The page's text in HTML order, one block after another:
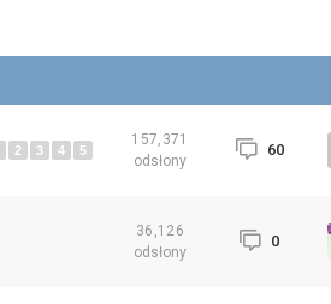
2 3 4 5
157,371
odsłony
60
36,126
odsłony
0